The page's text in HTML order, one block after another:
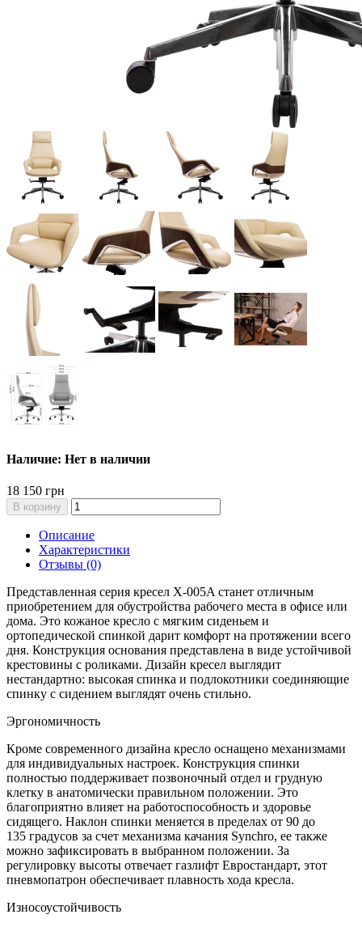
Наличие: Нет в наличии
18 150 грн
В корзину
Описание
Характеристики
Отзывы (0)
Представленная серия кресел X-005A станет отличным
приобретением для обустройства рабочего места в офисе или
дома. Это кожаное кресло с мягким сиденьем и
ортопедической спинкой дарит комфорт на протяжении всего
дня. Конструкция основания представлена в виде устойчивой
крестовины с роликами. Дизайн кресел выглядит
нестандартно: высокая спинка и подлокотники соединяющие
спинку с сидением выглядят очень стильно.
Эргономичность
Кроме современного дизайна кресло оснащено механизмами
для индивидуальных настроек. Конструкция спинки
полностью поддерживает позвоночный отдел и грудную
клетку в анатомически правильном положении. Это
благоприятно влияет на работоспособность и здоровье
сидящего. Наклон спинки меняется в пределах от 90 до
135 градусов за счет механизма качания Synchro, ее также
можно зафиксировать в выбранном положении. За
регулировку высоты отвечает газлифт Евростандарт, этот
пневмопатрон обеспечивает плавность хода кресла.
Износоустойчивость